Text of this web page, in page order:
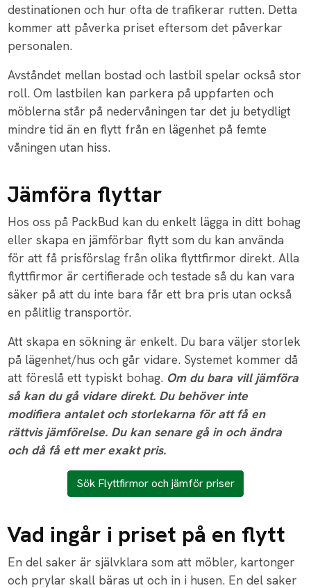
destinationen och hur ofta de trafikerar rutten. Detta
kommer att påverka priset eftersom det påverkar
personalen.
Avståndet mellan bostad och lastbil spelar också stor
roll. Om lastbilen kan parkera på uppfarten och
möblerna står på nedervåningen tar det ju betydligt
mindre tid än en flytt från en lägenhet på femte
våningen utan hiss.
Jämföra flyttar
Hos oss på PackBud kan du enkelt lägga in ditt bohag
eller skapa en jämförbar flytt som du kan använda
för att få prisförslag från olika flyttfirmor direkt. Alla
flyttfirmor är certifierade och testade så du kan vara
säker på att du inte bara får ett bra pris utan också
en pålitlig transportör.
Att skapa en sökning är enkelt. Du bara väljer storlek
på lägenhet/hus och går vidare. Systemet kommer då
att föreslå ett typiskt bohag. Om du bara vill jämföra
så kan du gå vidare direkt. Du behöver inte
modifiera antalet och storlekarna för att få en
rättvis jämförelse. Du kan senare gå in och ändra
och då få ett mer exakt pris.
Sök Flyttfirmor och jämför priser
Vad ingår i priset på en flytt
En del saker är självklara som att möbler, kartonger
och prylar skall bäras ut och in i husen. En del saker